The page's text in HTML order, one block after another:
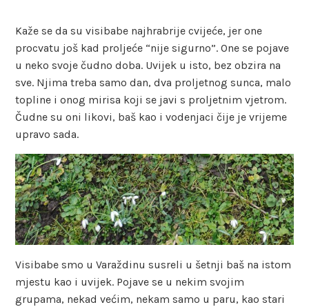
Kaže se da su visibabe najhrabrije cvijeće, jer one
procvatu još kad proljeće “nije sigurno”. One se pojave
u neko svoje čudno doba. Uvijek u isto, bez obzira na
sve. Njima treba samo dan, dva proljetnog sunca, malo
topline i onog mirisa koji se javi s proljetnim vjetrom.
Čudne su oni likovi, baš kao i vodenjaci čije je vrijeme
upravo sada.
Visibabe smo u Varaždinu susreli u šetnji baš na istom
mjestu kao i uvijek. Pojave se u nekim svojim
grupama, nekad većim, nekam samo u paru, kao stari